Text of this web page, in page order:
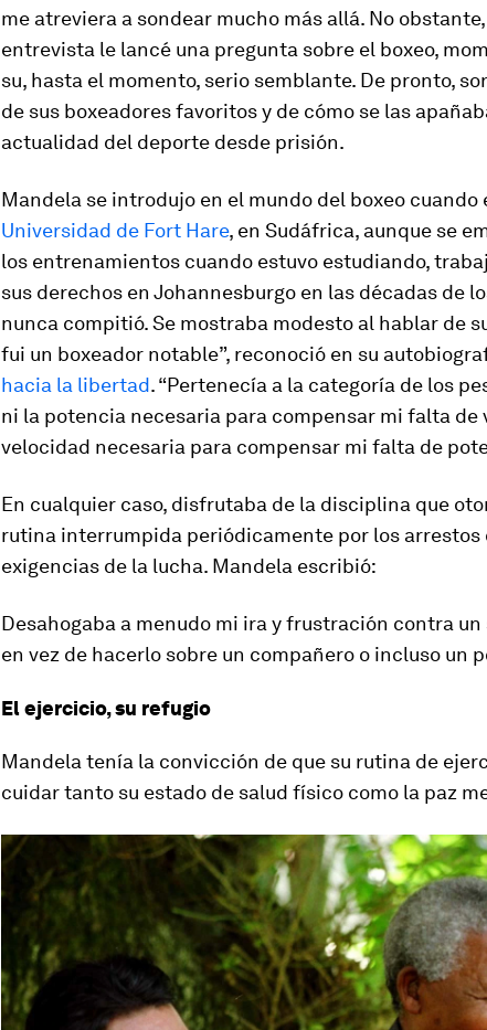
me atreviera a sondear mucho más allá. No
entrevista le lancé una pregunta sobre el boxeo,
su, hasta el momento, serio semblante. De pronto,
de sus boxeadores favoritos y de cómo se las
actualidad del deporte desde prisión.
Mandela se introdujo en el mundo del boxeo cuando
Universidad de Fort Hare, en Sudáfrica, aunque se
los entrenamientos cuando estuvo estudiando,
sus derechos en Johannesburgo en las décadas de
nunca compitió. Se mostraba modesto al hablar de
fui un boxeador notable”, reconoció en su
hacia la libertad. “Pertenecía a la categoría de los
ni la potencia necesaria para compensar mi falta de
velocidad necesaria para compensar mi falta de
En cualquier caso, disfrutaba de la disciplina que
rutina interrumpida periódicamente por los arrestos
exigencias de la lucha. Mandela escribió:
Desahogaba a menudo mi ira y frustración contra
en vez de hacerlo sobre un compañero o incluso un
El ejercicio, su refugio
Mandela tenía la convicción de que su rutina de
cuidar tanto su estado de salud físico como la paz